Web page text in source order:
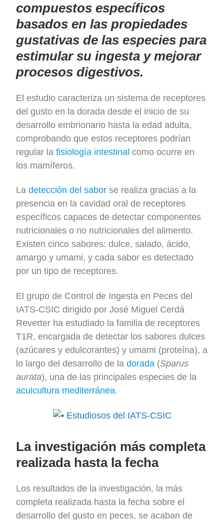
compuestos específicos
basados en las propiedades
gustativas de las especies para
estimular su ingesta y mejorar
procesos digestivos.
El estudio caracteriza un sistema de receptores
del gusto en la dorada desde el inicio de su
desarrollo embrionario hasta la edad adulta,
comprobando que estos receptores podrían
regular la fisiología intestinalcomo ocurre en
los mamíferos.
Ladetección del sabor se realiza gracias a la
presencia en la cavidad oral de receptores
específicos capaces de detectar componentes
nutricionales o no nutricionales del alimento.
Existen cinco sabores: dulce, salado, ácido,
amargo y umami, y cada sabor es detectado
por un tipo de receptores.
El grupo de Control de Ingesta en Peces del
IATS-CSIC dirigido por José Miguel Cerdá
Reverter ha estudiado la familia de receptores
T1R, encargada de detectar los sabores dulces
(azúcares y edulcorantes) y umami (proteína), a
lo largo del desarrollo de ladorada (Sparus
aurata), una de las principales especies de la
acuicultura mediterránea.
La investigación más completa
realizada hasta la fecha
Los resultados de la investigación, la más
completa realizada hasta la fecha sobre el
desarrollo del gusto en peces, se acaban de